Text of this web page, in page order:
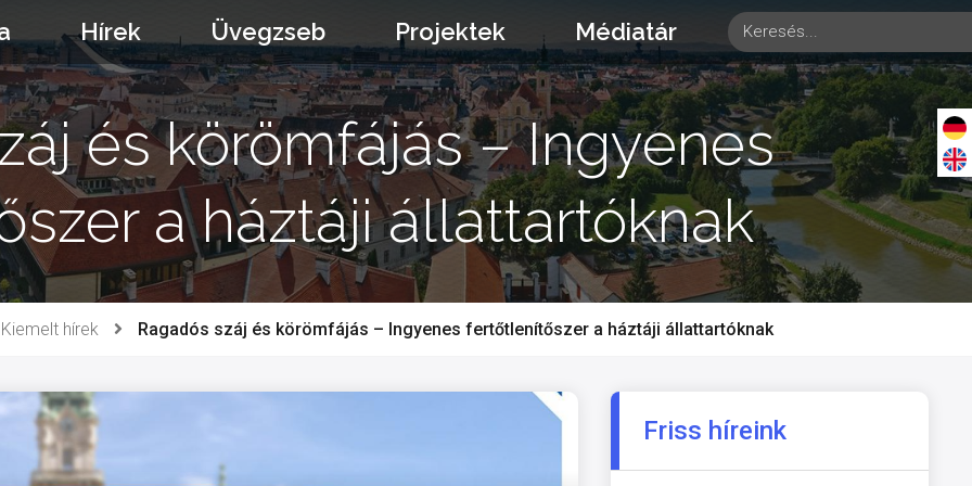
Hírek Üvegzseb Projektek Médiatár
és körömfájás – Ingyenes
a háztáji állattartóknak
Kiemelt hírek Ragadós száj és körömfájás – Ingyenes fertőtlenítőszer a háztáji állattartóknak
Friss híreink